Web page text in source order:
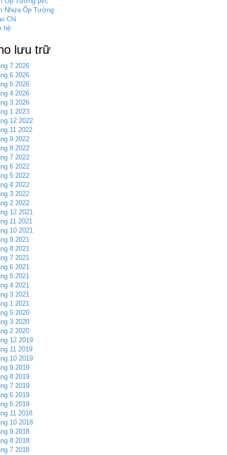
Nhựa Ốp Tường
Chỉ
hệ
lưu trữ
7 2026
6 2026
5 2026
4 2026
3 2026
1 2023
12 2022
11 2022
9 2022
8 2022
7 2022
6 2022
5 2022
4 2022
3 2022
2 2022
12 2021
11 2021
10 2021
9 2021
8 2021
7 2021
6 2021
5 2021
4 2021
3 2021
1 2021
5 2020
3 2020
2 2020
12 2019
11 2019
10 2019
9 2019
8 2019
7 2019
6 2019
5 2019
11 2018
10 2018
9 2018
8 2018
7 2018